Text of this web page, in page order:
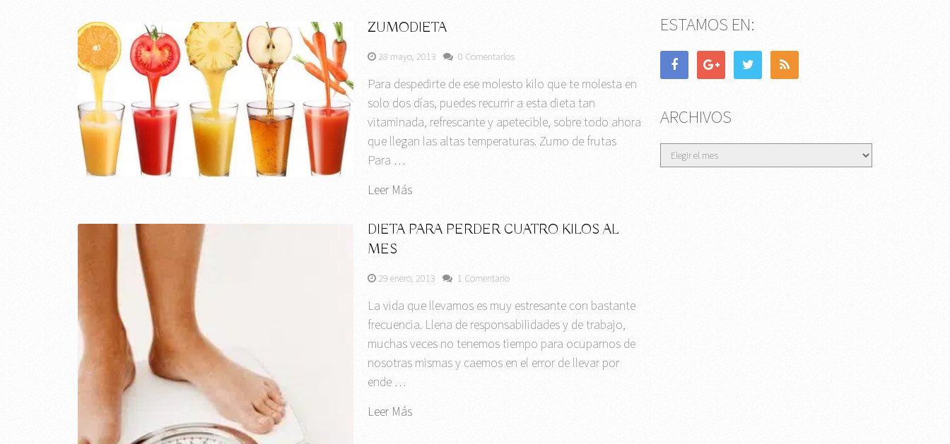
ZUMODIETA
28 mayo, 2013 0 Comentarios
Para despedirte de ese molesto kilo que te molesta en
solo dos días, puedes recurrir a esta dieta tan
vitaminada, refrescante y apetecible, sobre todo ahora
que llegan las altas temperaturas. Zumo de frutas
Para …
Leer Más
DIETA PARA PERDER CUATRO KILOS AL
MES
29 enero, 2013 1 Comentario
La vida que llevamos es muy estresante con bastante
frecuencia. Llena de responsabilidades y de trabajo,
muchas veces no tenemos tiempo para ocuparnos de
nosotras mismas y caemos en el error de llevar por
ende …
Leer Más
ESTAMOS EN:
ARCHIVOS
Archivos